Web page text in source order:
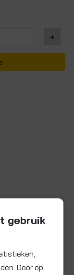
+
(POM)
gebruik
Door op